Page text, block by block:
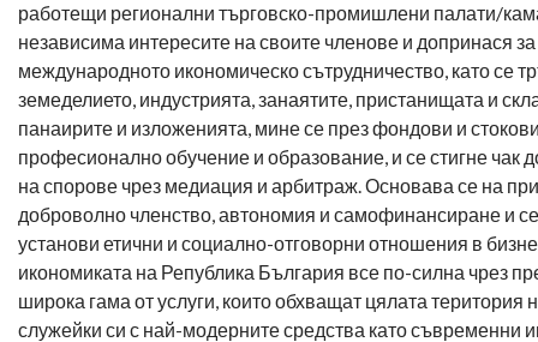
работещи регионални търговско-промишлени палати/
независима интересите на своите членове и допринася
международното икономическо сътрудничество, като се
земеделието, индустрията, занаятите, пристанищата и
панаирите и изложенията, мине се през фондови и
професионално обучение и образование, и се стигне чак
на спорове чрез медиация и арбитраж. Основава се на
доброволно членство, автономия и самофинансиране и
установи етични и социално-отговорни отношения в
икономиката на Република България все по-силна чрез
широка гама от услуги, които обхващат цялата територия
служейки си с най-модерните средства като съвременни